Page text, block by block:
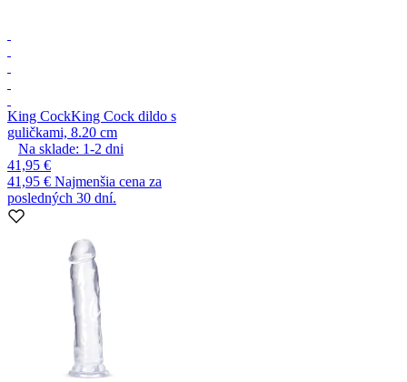
King CockKing Cock dildo s
guličkami, 8.20 cm
Na sklade: 1-2 dni
41,95 €
41,95 € Najmenšia cena za
posledných 30 dní.